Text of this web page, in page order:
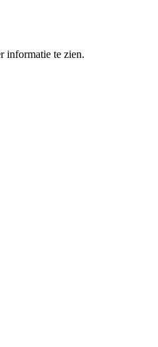
informatie te zien.